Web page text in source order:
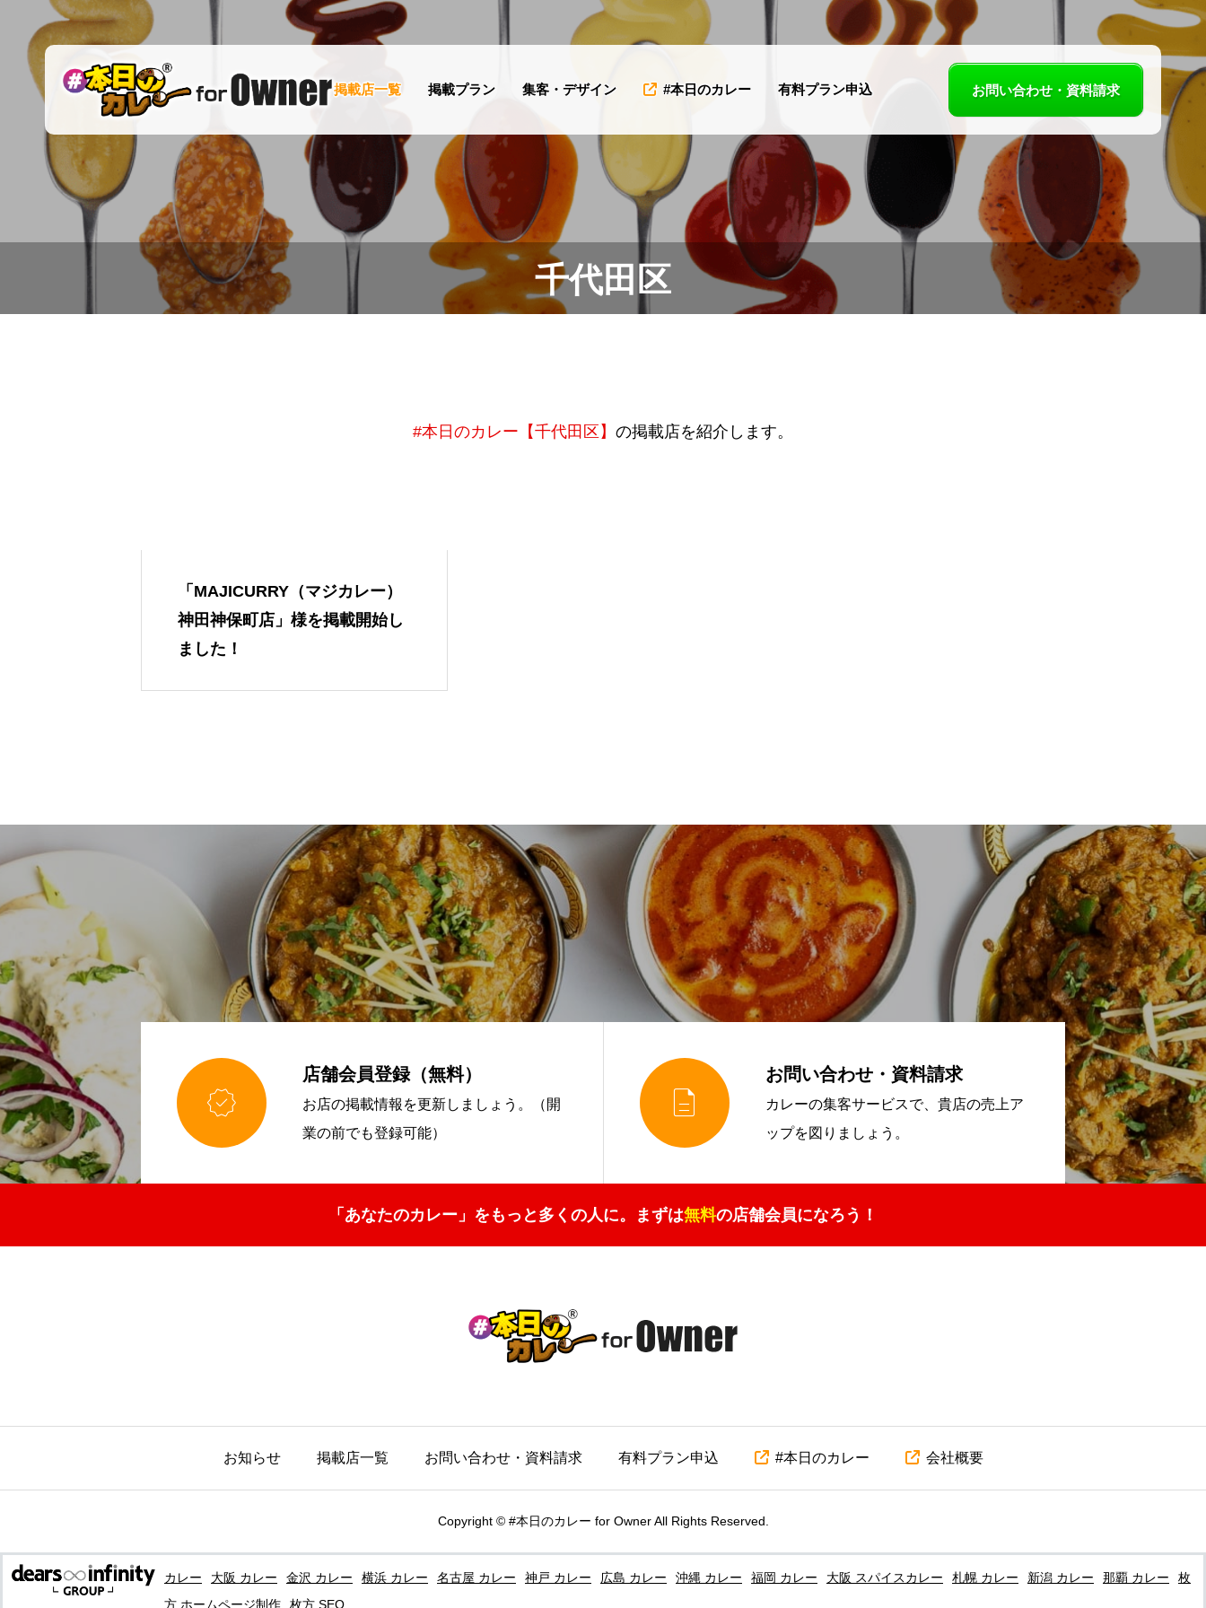
掲載店一覧 掲載プラン 集客・デザイン #本日のカレー 有料プラン申込 お問い合わせ・資料請求
「スープカレー ど
さんこくらぶ」様
を掲載開始しまし
た！
「MIROKU
SPICE（ミロクス
パイス）」様を掲
載開始しました！
「スパイスカレー
＆パスタ Shoji」様
を掲載開始しまし
た！
「かばやんのカ
ー屋さん」様を
載開始しました
千代田区
#本日のカレー【千代田区】 の掲載店を紹介します。
「MAJICURRY（マジカレー）
神田神保町店」様を掲載開始し
ました！

店舗会員登録（無料）
お店の掲載情報を更新しましょう。（開
業の前でも登録可能）

お問い合わせ・資料請求
カレーの集客サービスで、貴店の売上ア
ップを図りましょう。
「あなたのカレー」をもっと多くの人に。 まずは無料の店舗会員になろう！
お知らせ 掲載店一覧 お問い合わせ・資料請求 有料プラン申込 #本日のカレー 会社概要
Copyright © #本日のカレー for Owner All Rights Reserved.
カレー 大阪 カレー 金沢 カレー 横浜 カレー 名古屋 カレー 神戸 カレー 広島 カレー 沖縄 カレー 福岡 カレー 大阪 スパイスカレー 札幌 カレー 新潟 カレー 那覇 カレー
枚
方 ホームページ制作
枚方 SEO